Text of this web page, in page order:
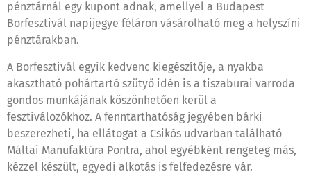
pénztárnál egy kupont adnak, amellyel a Budapest
Borfesztivál napijegye féláron vásárolható meg a helyszíni
pénztárakban.
A Borfesztivál egyik kedvenc kiegészítője, a nyakba
akasztható pohártartó szütyő idén is a tiszaburai varroda
gondos munkájának köszönhetően kerül a
fesztiválozókhoz. A fenntarthatóság jegyében bárki
beszerezheti, ha ellátogat a Csikós udvarban található
Máltai Manufaktúra Pontra, ahol egyébként rengeteg más,
kézzel készült, egyedi alkotás is felfedezésre vár.